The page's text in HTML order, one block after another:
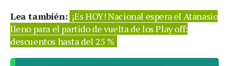
Lea también: ¡Es HOY! Nacional espera el Atanasio
lleno para el partido de vuelta de los Play off:
descuentos hasta del 25 %